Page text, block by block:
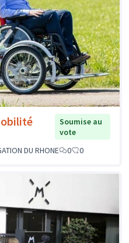
Soumise au
vote
DU RHONE
0 0